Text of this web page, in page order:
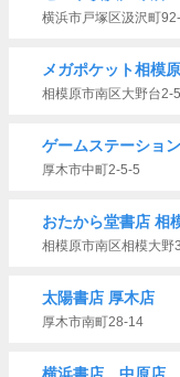
横浜市戸塚区汲沢町
メガポケット相模
相模原市南区大野台2-
ゲームステーショ
厚木市中町2-5-5
おたから堂書店 相
相模原市南区相模大
太陽書店 厚木店
厚木市南町28-14